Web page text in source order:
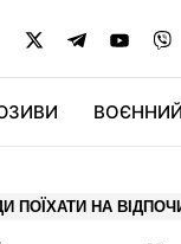
ПОЇХАТИ НА